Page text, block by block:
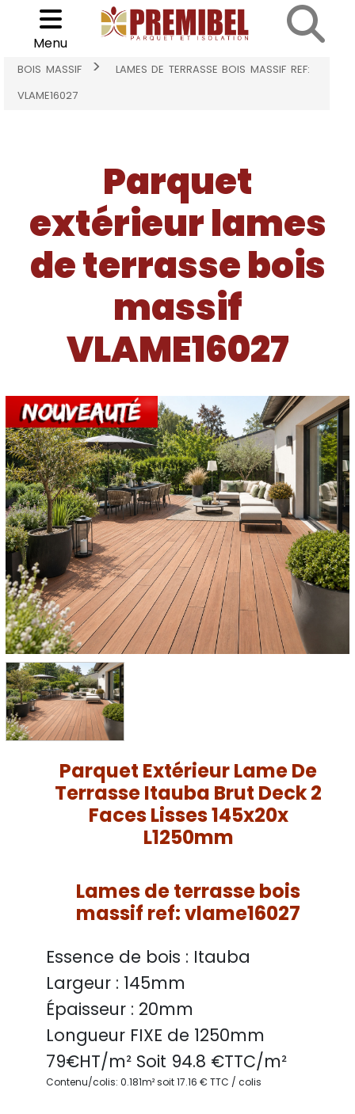
Choisir son parquet
Menu
ACCUEIL
PARQUET EXTÉRIEUR LAMES DE TERRASSE
BOIS MASSIF
>
LAMES DE TERRASSE BOIS MASSIF REF:
VLAME16027
Parquet
extérieur lames
de terrasse bois
massif
VLAME16027
Parquet Extérieur Lame De
Terrasse Itauba Brut Deck 2
Faces Lisses 145x20x
L1250mm
Lames de terrasse bois
massif ref: vlame16027
Essence de bois : Itauba
Largeur : 145mm
Épaisseur : 20mm
Longueur FIXE de 1250mm
79€HT/m² Soit 94.8 €TTC/m²
Contenu/colis: 0.181m² soit 17.16 € TTC / colis
Cookies management panel